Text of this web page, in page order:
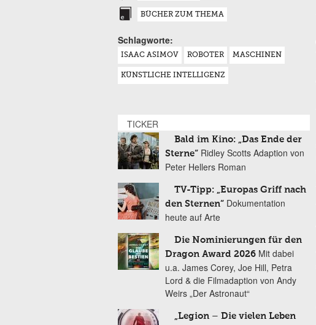
BÜCHER ZUM THEMA
Schlagworte:
ISAAC ASIMOV ROBOTER MASCHINEN
KÜNSTLICHE INTELLIGENZ
TICKER
Bald im Kino: „Das Ende der
Sterne“ Ridley Scotts Adaption von
Peter Hellers Roman
TV-Tipp: „Europas Griff nach
den Sternen“ Dokumentation
heute auf Arte
Die Nominierungen für den
Dragon Award 2026 Mit dabei
u.a. James Corey, Joe Hill, Petra
Lord & die Filmadaption von Andy
Weirs „Der Astronaut“
„Legion – Die vielen Leben